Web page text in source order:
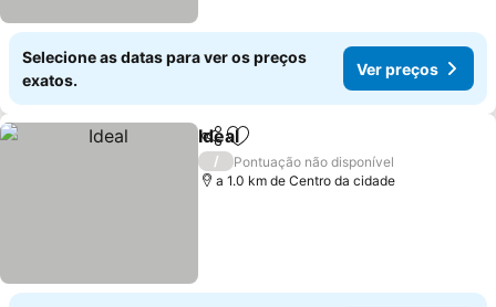
Selecione as datas para ver os preços
exatos.
Ver preços
PartilharAdicionar aos favoritos
Ideal
/
Pontuação não disponível
a 1.0 km de Centro da cidade